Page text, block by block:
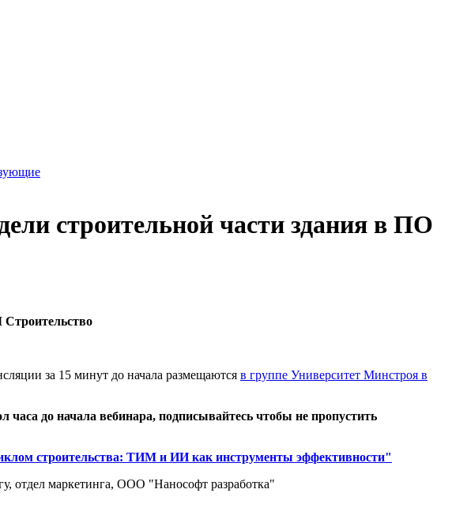
строительной части здания в ПО
за 15 минут до начала размещаются в группе Университет Минстроя в
часа до начала вебинара, подписывайтесь чтобы не пропустить
строительства: ТИМ и ИИ как инструменты эффективности"
отдел маркетинга, ООО "Нанософт разработка"